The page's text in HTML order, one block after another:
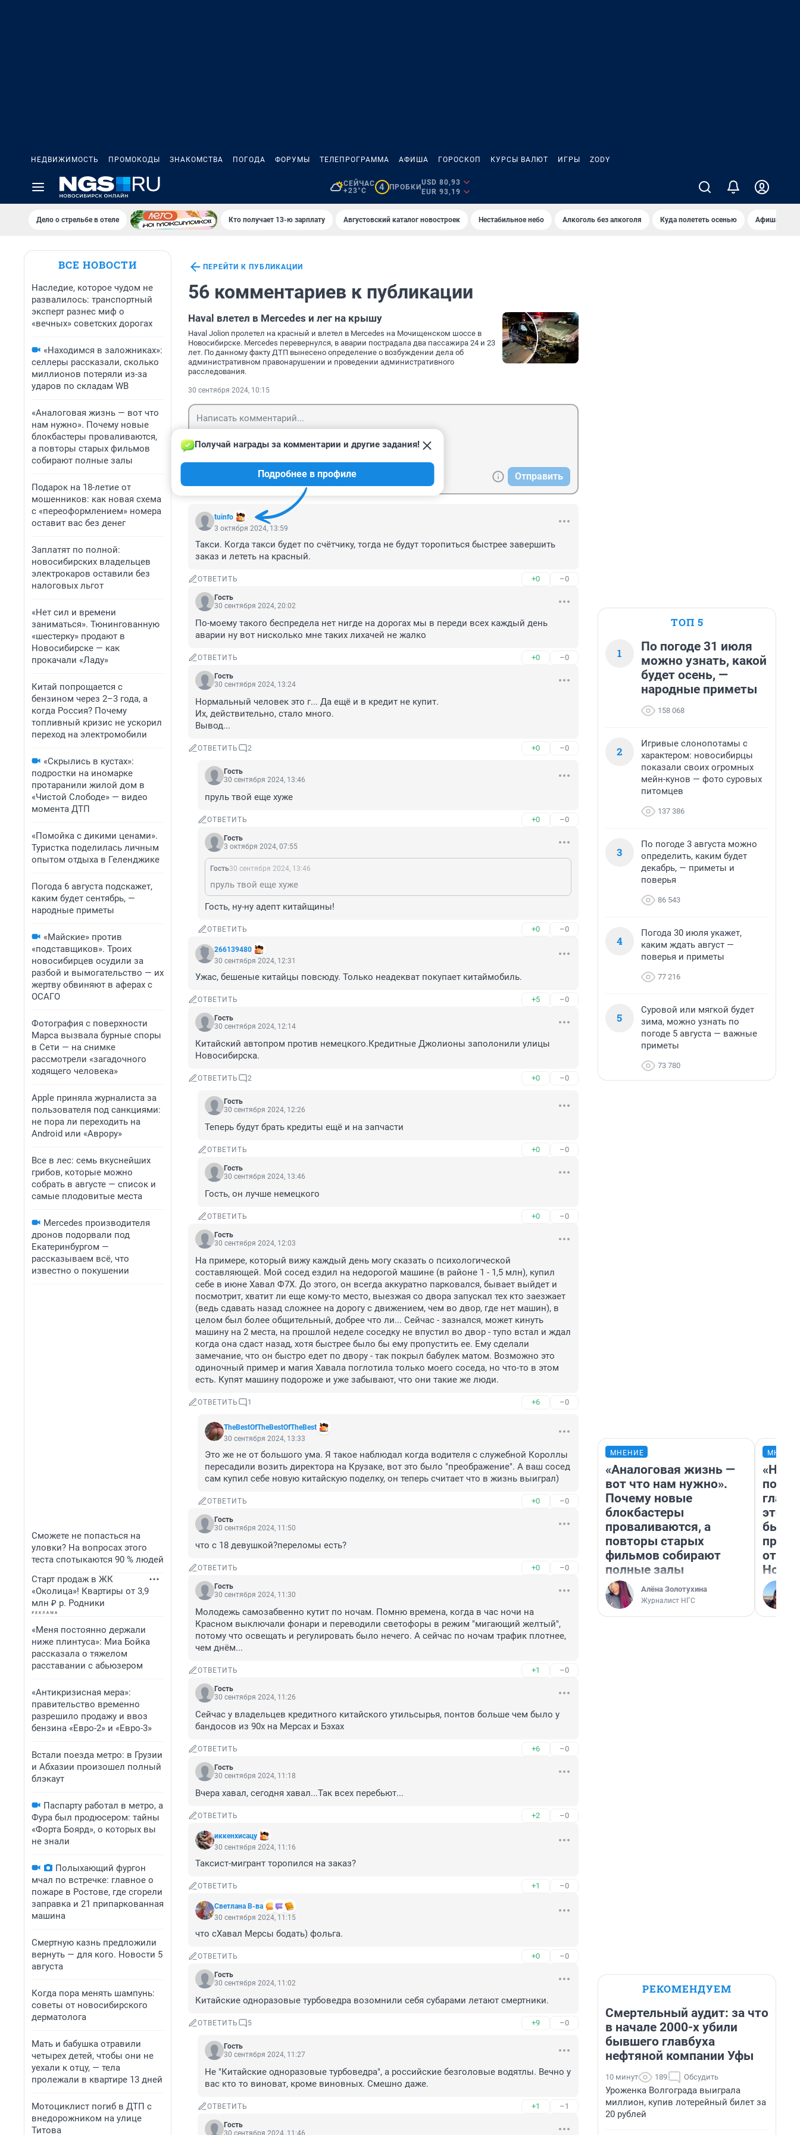
НЕДВИЖИМОСТЬ ПРОМОКОДЫ ЗНАКОМСТВА ПОГОДА ФОРУМЫ ТЕЛЕПРОГРАММА АФИША ГОРОСКОП КУРСЫ ВАЛЮТ ИГРЫ ZODY
СЕЙЧАС
+23°C
4 ПРОБКИ
USD 80,93
EUR 93,19
Дело о стрельбе в отеле Кто получает 13-ю зарплату Августовский каталог новостроек Нестабильное небо Алкоголь без алкоголя Куда полететь осенью Афиша на
ВСЕ НОВОСТИ
Наследие, которое чудом не
развалилось: транспортный
эксперт разнес миф о
«вечных» советских дорогах
«Находимся в заложниках»:
селлеры рассказали, сколько
миллионов потеряли из-за
ударов по складам WB
«Аналоговая жизнь — вот что
нам нужно». Почему новые
блокбастеры проваливаются,
а повторы старых фильмов
собирают полные залы
Подарок на 18-летие от
мошенников: как новая схема
с «переоформлением» номера
оставит вас без денег
Заплатят по полной:
новосибирских владельцев
электрокаров оставили без
налоговых льгот
«Нет сил и времени
заниматься». Тюнингованную
«шестерку» продают в
Новосибирске — как
прокачали «Ладу»
Китай попрощается с
бензином через 2–3 года, а
когда Россия? Почему
топливный кризис не ускорил
переход на электромобили
«Скрылись в кустах»:
подростки на иномарке
протаранили жилой дом в
«Чистой Слободе» — видео
момента ДТП
«Помойка с дикими ценами».
Туристка поделилась личным
опытом отдыха в Геленджике
Погода 6 августа подскажет,
каким будет сентябрь, —
народные приметы
«Майские» против
«подставщиков». Троих
новосибирцев осудили за
разбой и вымогательство — их
жертву обвиняют в аферах с
ОСАГО
Фотография с поверхности
Марса вызвала бурные споры
в Сети — на снимке
рассмотрели «загадочного
ходящего человека»
Apple приняла журналиста за
пользователя под санкциями:
не пора ли переходить на
Android или «Аврору»
Все в лес: семь вкуснейших
грибов, которые можно
собрать в августе — список и
самые плодовитые места
Mercedes производителя
дронов подорвали под
Екатеринбургом —
рассказываем всё, что
известно о покушении
Сможете не попасться на
уловки? На вопросах этого
теста спотыкаются 90 % людей
Старт продаж в ЖК
«Околица»! Квартиры от 3,9
млн ₽ р. Родники
«Меня постоянно держали
ниже плинтуса»: Миа Бойка
рассказала о тяжелом
расставании с абьюзером
«Антикризисная мера»:
правительство временно
разрешило продажу и ввоз
бензина «Евро-2» и «Евро-3»
Встали поезда метро: в Грузии
и Абхазии произошел полный
блэкаут
Паспарту работал в метро, а
Фура был продюсером: тайны
«Форта Боярд», о которых вы
не знали
Полыхающий фургон
мчал по встречке: главное о
пожаре в Ростове, где сгорели
заправка и 21 припаркованная
машина
Смертную казнь предложили
вернуть — для кого. Новости 5
августа
Когда пора менять шампунь:
советы от новосибирского
дерматолога
Мать и бабушка отравили
четырех детей, чтобы они не
уехали к отцу, — тела
пролежали в квартире 13 дней
Мотоциклист погиб в ДТП с
внедорожником на улице
Титова
ПЕРЕЙТИ К ПУБЛИКАЦИИ
56 комментариев к публикации
Haval влетел в Mercedes и лег на крышу
Haval Jolion пролетел на красный и влетел в Mercedes на Мочищенском шоссе в
Новосибирске. Mercedes перевернулся, в аварии пострадала два пассажира 24 и 23
лет. По данному факту ДТП вынесено определение о возбуждении дела об
административном правонарушении и проведении административного
расследования.
30 сентября 2024, 10:15
Отправить
tuinfo
Получай награды за комментарии и другие задания!
Подробнее в профиле
3 октября 2024, 13:59
Такси. Когда такси будет по счётчику, тогда не будут торопиться быстрее завершить
заказ и лететь на красный.
ОТВЕТИТЬ +0 –0
Гость
30 сентября 2024, 20:02
По-моему такого беспредела нет нигде на дорогах мы в переди всех каждый день
аварии ну вот нисколько мне таких лихачей не жалко
ОТВЕТИТЬ +0 –0
Гость
30 сентября 2024, 13:24
Нормальный человек это г... Да ещё и в кредит не купит.
Их, действительно, стало много.
Вывод...
ОТВЕТИТЬ 2 +0 –0
Гость
30 сентября 2024, 13:46
пруль твой еще хуже
ОТВЕТИТЬ +0 –0
Гость
3 октября 2024, 07:55
Гость30 сентября 2024, 13:46
пруль твой еще хуже
Гость, ну-ну адепт китайщины!
ОТВЕТИТЬ +0 –0
266139480
30 сентября 2024, 12:31
Ужас, бешеные китайцы повсюду. Только неадекват покупает китаймобиль.
ОТВЕТИТЬ +5 –0
Гость
30 сентября 2024, 12:14
Китайский автопром против немецкого.Кредитные Джолионы заполонили улицы
Новосибирска.
ОТВЕТИТЬ 2 +0 –0
Гость
30 сентября 2024, 12:26
Теперь будут брать кредиты ещё и на запчасти
ОТВЕТИТЬ +0 –0
Гость
30 сентября 2024, 13:46
Гость, он лучше немецкого
ОТВЕТИТЬ +0 –0
Гость
30 сентября 2024, 12:03
На примере, который вижу каждый день могу сказать о психологической
составляющей. Мой сосед ездил на недорогой машине (в районе 1 - 1,5 млн), купил
себе в июне Хавал Ф7Х. До этого, он всегда аккуратно парковался, бывает выйдет и
посмотрит, хватит ли еще кому-то место, выезжая со двора запускал тех кто заезжает
(ведь сдавать назад сложнее на дорогу с движением, чем во двор, где нет машин), в
целом был более общительный, добрее что ли... Сейчас - зазнался, может кинуть
машину на 2 места, на прошлой неделе соседку не впустил во двор - тупо встал и ждал
когда она сдаст назад, хотя быстрее было бы ему пропустить ее. Ему сделали
замечание, что он быстро едет по двору - так покрыл бабулек матом. Возможно это
одиночный пример и магия Хавала поглотила только моего соседа, но что-то в этом
есть. Купят машину подороже и уже забывают, что они такие же люди.
ОТВЕТИТЬ 1 +6 –0
TheBestOfTheBestOfTheBest
30 сентября 2024, 13:33
Это же не от большого ума. Я такое наблюдал когда водителя с служебной Короллы
пересадили возить директора на Крузаке, вот это было "преображение". А ваш сосед
сам купил себе новую китайскую поделку, он теперь считает что в жизнь выиграл)
ОТВЕТИТЬ +0 –0
Гость
30 сентября 2024, 11:50
что с 18 девушкой?переломы есть?
ОТВЕТИТЬ +0 –0
Гость
30 сентября 2024, 11:30
Молодежь самозабвенно кутит по ночам. Помню времена, когда в час ночи на
Красном выключали фонари и переводили светофоры в режим "мигающий желтый",
потому что освещать и регулировать было нечего. А сейчас по ночам трафик плотнее,
чем днём...
ОТВЕТИТЬ +1 –0
Гость
30 сентября 2024, 11:26
Сейчас у владельцев кредитного китайского утильсырья, понтов больше чем было у
бандосов из 90х на Мерсах и Бэхах
ОТВЕТИТЬ +6 –0
Гость
30 сентября 2024, 11:18
Вчера хавал, сегодня хавал...Так всех перебьют...
ОТВЕТИТЬ +2 –0
иккенхисацу
30 сентября 2024, 11:16
Таксист-мигрант торопился на заказ?
ОТВЕТИТЬ +1 –0
Светлана В-ва
30 сентября 2024, 11:15
что сХавал Мерсы бодать) фольга.
ОТВЕТИТЬ +0 –0
Гость
30 сентября 2024, 11:02
Китайские одноразовые турбоведра возомнили себя субарами летают смертники.
ОТВЕТИТЬ 5 +9 –0
Гость
30 сентября 2024, 11:27
Не "Китайские одноразовые турбоведра", а российские безголовые водятлы. Вечно у
вас кто то виноват, кроме виновных. Смешно даже.
ОТВЕТИТЬ +1 –1
Гость
30 сентября 2024, 11:46
ТОП 5
1
По погоде 31 июля
можно узнать, какой
будет осень, —
народные приметы
158 068
2
Игривые слонопотамы с
характером: новосибирцы
показали своих огромных
мейн-кунов — фото суровых
питомцев
137 386
3
По погоде 3 августа можно
определить, каким будет
декабрь, — приметы и
поверья
86 543
4
Погода 30 июля укажет,
каким ждать август —
поверья и приметы
77 216
5
Суровой или мягкой будет
зима, можно узнать по
погоде 5 августа — важные
приметы
73 780
МНЕНИЕ
«Аналоговая жизнь —
вот что нам нужно».
Почему новые
блокбастеры
проваливаются, а
повторы старых
фильмов собирают
полные залы
Алёна Золотухина
Журналист НГС
этого
бьет
РЕКОМЕНДУЕМ
Смертельный аудит: за что
в начале 2000-х убили
бывшего главбуха
нефтяной компании Уфы
10 минут 189 Обсудить
Уроженка Волгограда выиграла
миллион, купив лотерейный билет за
20 рублей